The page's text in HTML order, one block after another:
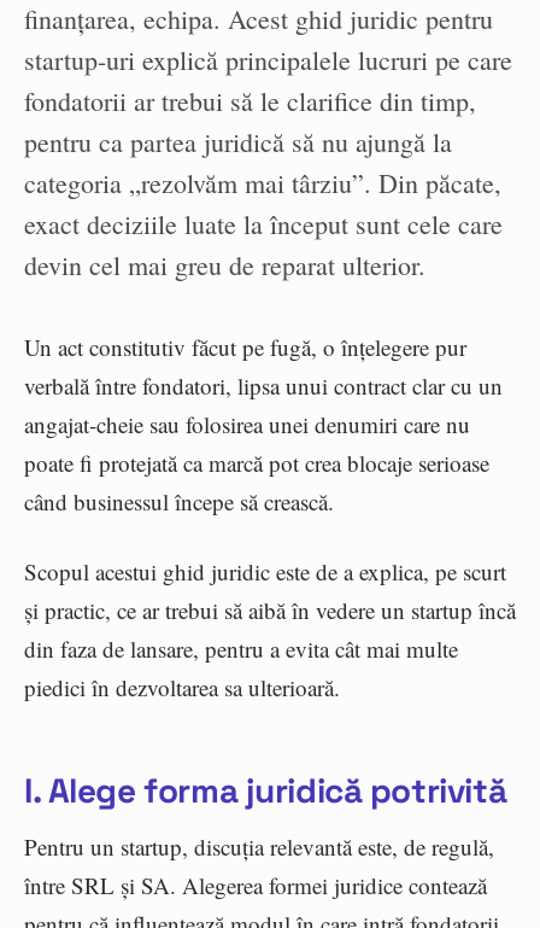
finanțarea, echipa. Acest ghid juridic pentru
startup-uri explică principalele lucruri pe care
fondatorii ar trebui să le clarifice din timp,
pentru ca partea juridică să nu ajungă la
categoria „rezolvăm mai târziu”. Din păcate,
exact deciziile luate la început sunt cele care
devin cel mai greu de reparat ulterior.
Un act constitutiv făcut pe fugă, o înțelegere pur
verbală între fondatori, lipsa unui contract clar cu un
angajat-cheie sau folosirea unei denumiri care nu
poate fi protejată ca marcă pot crea blocaje serioase
când businessul începe să crească.
Scopul acestui ghid juridic este de a explica, pe scurt
și practic, ce ar trebui să aibă în vedere un startup încă
din faza de lansare, pentru a evita cât mai multe
piedici în dezvoltarea sa ulterioară.
I. Alege forma juridică potrivită
Pentru un startup, discuția relevantă este, de regulă,
între SRL și SA. Alegerea formei juridice contează